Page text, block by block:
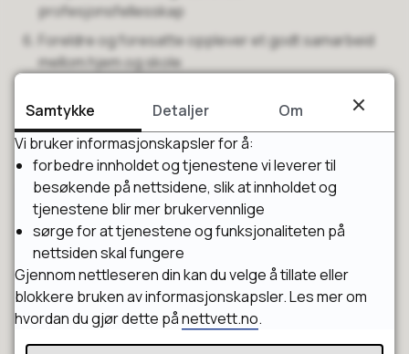
profesjonsfellesskap
Foreldre og foresatte opplever et godt samarbeid
mellom hjem og skole
Les hele Kvalitetsplan for Horten kommune.
Lokale forskrifter som gjelder skolen
Det er Opplæringsloven som styrer skolens
virksomhet. På noen områder sier opplæringsloven at
kommunen skal eller kan vedta lokale forskrifter.
LesForskrift om skoleregler i Hortenskolen
LesForskrift om skole- og feriedager i Hortenskolen
(skoleruta)
Samtykke Detaljer
Om
Vi bruker informasjonskapsler for å:
forbedre innholdet og tjenestene vi leverer til
besøkende på nettsidene, slik at innholdet og
tjenestene blir mer brukervennlige
sørge for at tjenestene og funksjonaliteten på
nettsiden skal fungere
Gjennom nettleseren din kan du velge å tillate eller
blokkere bruken av informasjonskapsler. Les mer om
hvordan du gjør dette pånettvett.no.